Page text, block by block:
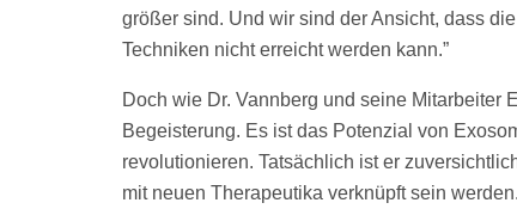
größer sind. Und wir sind der Ansicht, dass
Techniken nicht erreicht werden kann.”
Doch wie Dr. Vannberg und seine Mitarbeiter
Begeisterung. Es ist das Potenzial von
revolutionieren. Tatsächlich ist er
mit neuen Therapeutika verknüpft sein werden.